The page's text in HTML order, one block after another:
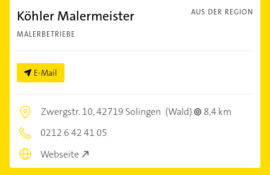
AUS DER REGION
Köhler Malermeister
MALERBETRIEBE
E-Mail
Zwergstr. 10,42719 Solingen (Wald)
8,4 km
0212 6 42 41 05
Webseite